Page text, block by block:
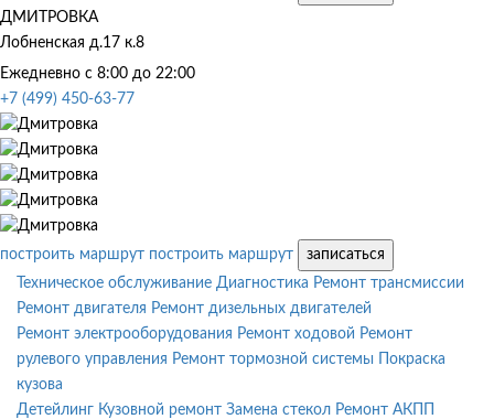
ДМИТРОВКА
Лобненская д.17 к.8
Ежедневно с 8:00 до 22:00
+7 (499) 450-63-77
построить маршрут построить маршрут
записаться
Техническое обслуживание Диагностика Ремонт трансмиссии
Ремонт двигателя Ремонт дизельных двигателей
Ремонт электрооборудования Ремонт ходовой Ремонт
рулевого управления Ремонт тормозной системы
Покраска
кузова
Детейлинг Кузовной ремонт Замена стекол Ремонт АКПП